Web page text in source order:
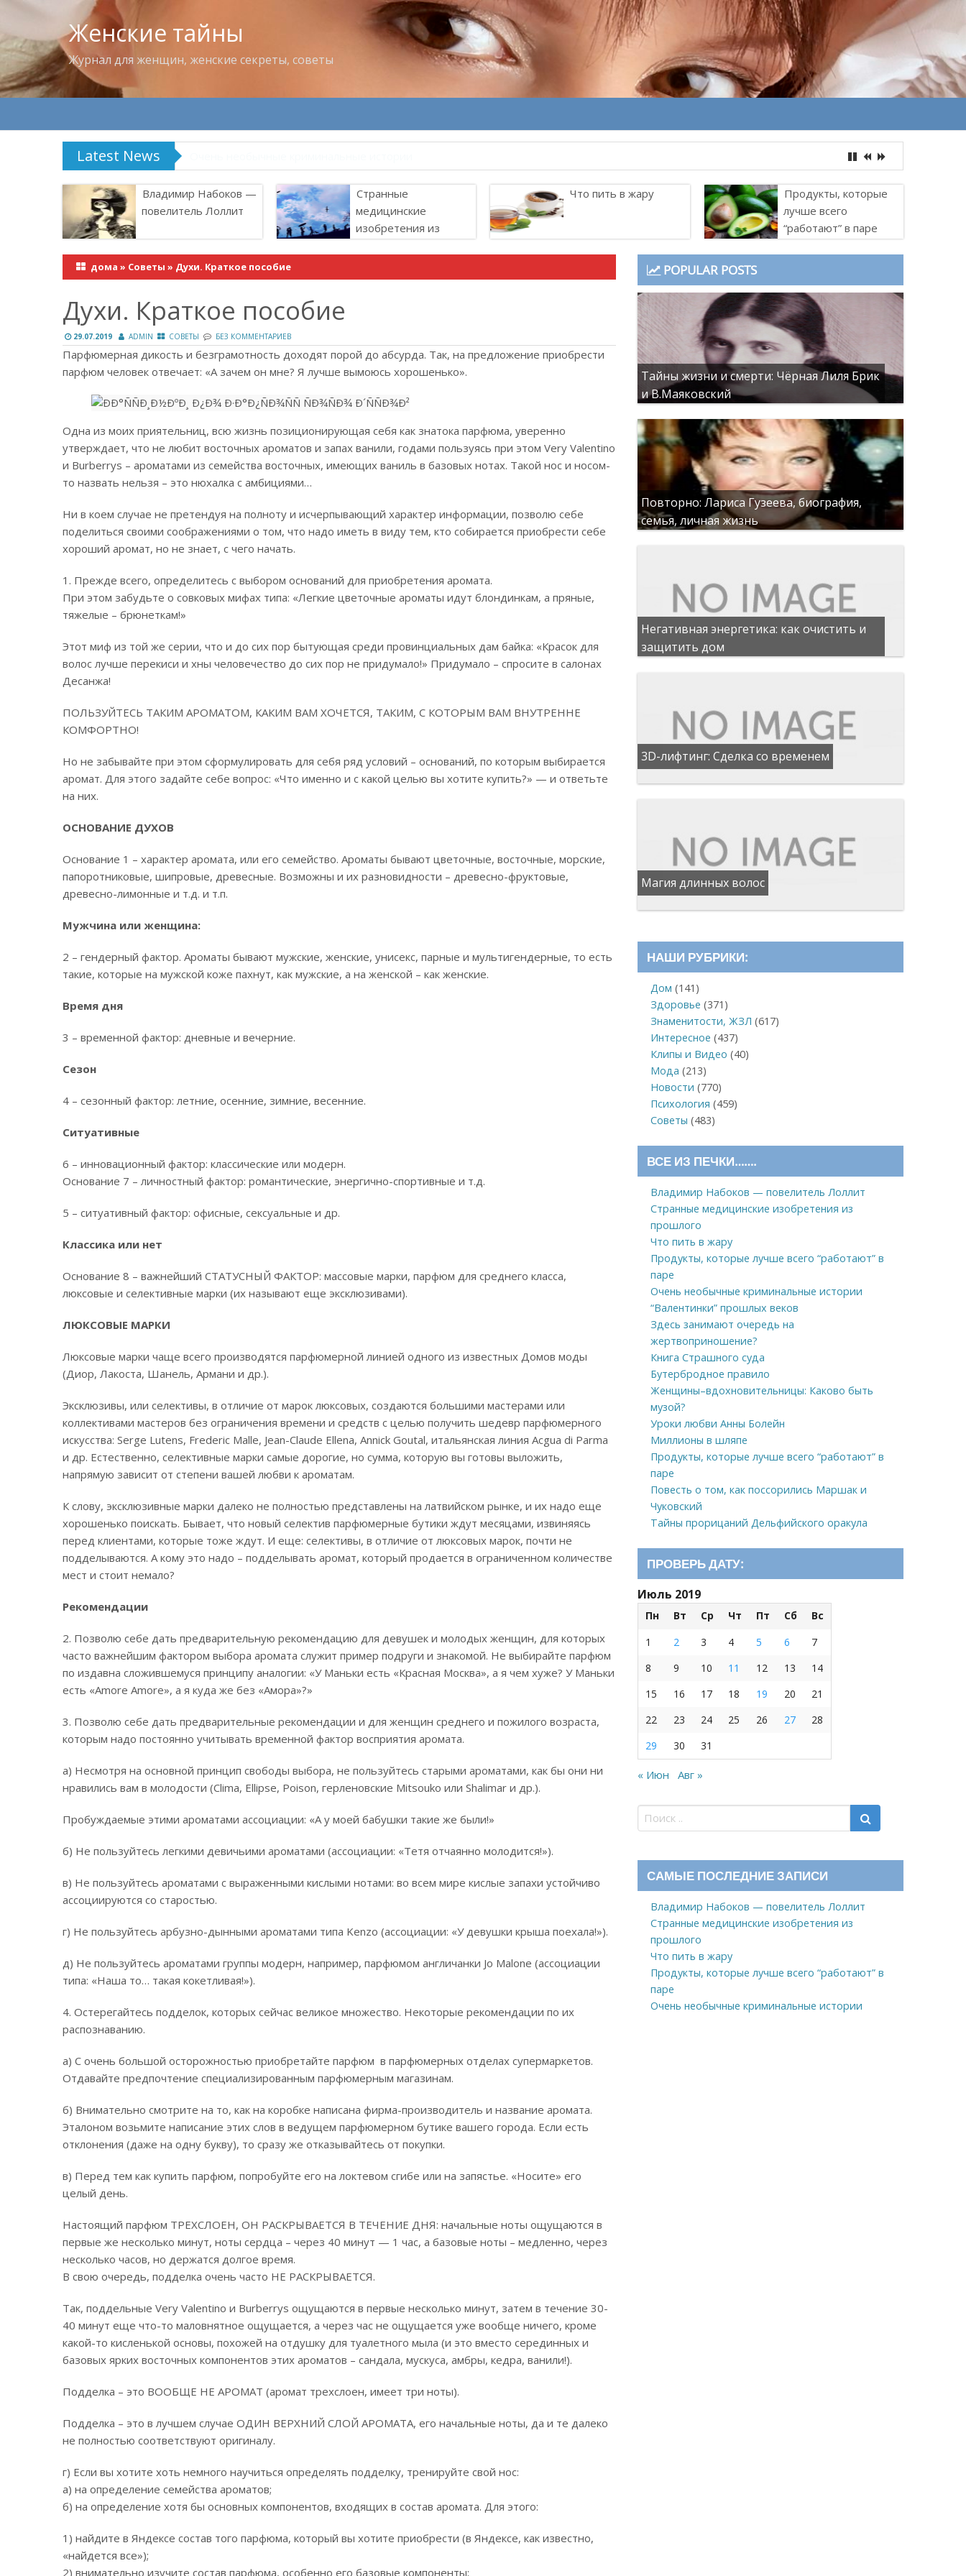
Женские тайны
Журнал для женщин, женские секреты, советы
Latest News
Владимир Набоков —
повелитель Лоллит
Странные
медицинские
изобретения из
Что пить в жару
Продукты, которые
лучше всего
“работают” в паре
дома » Советы » Духи. Краткое пособие
Духи. Краткое пособие
29.07.2019 ADMIN СОВЕТЫ БЕЗ КОММЕНТАРИЕВ
Парфюмерная дикость и безграмотность доходят порой до абсурда. Так, на предложение приобрести
парфюм человек отвечает: «А зачем он мне? Я лучше вымоюсь хорошенько».
Одна из моих приятельниц, всю жизнь позиционирующая себя как знатока парфюма, уверенно
утверждает, что не любит восточных ароматов и запах ванили, годами пользуясь при этом Very Valentino
и Burberrys – ароматами из семейства восточных, имеющих ваниль в базовых нотах. Такой нос и носом-
то назвать нельзя – это нюхалка с амбициями…
Ни в коем случае не претендуя на полноту и исчерпывающий характер информации, позволю себе
поделиться своими соображениями о том, что надо иметь в виду тем, кто собирается приобрести себе
хороший аромат, но не знает, с чего начать.
1. Прежде всего, определитесь с выбором оснований для приобретения аромата.
При этом забудьте о совковых мифах типа: «Легкие цветочные ароматы идут блондинкам, а пряные,
тяжелые – брюнеткам!»
Этот миф из той же серии, что и до сих пор бытующая среди провинциальных дам байка: «Красок для
волос лучше перекиси и хны человечество до сих пор не придумало!» Придумало – спросите в салонах
Десанжа!
ПОЛЬЗУЙТЕСЬ ТАКИМ АРОМАТОМ, КАКИМ ВАМ ХОЧЕТСЯ, ТАКИМ, С КОТОРЫМ ВАМ ВНУТРЕННЕ
КОМФОРТНО!
Но не забывайте при этом сформулировать для себя ряд условий – оснований, по которым выбирается
аромат. Для этого задайте себе вопрос: «Что именно и с какой целью вы хотите купить?» — и ответьте
на них.
ОСНОВАНИЕ ДУХОВ
Основание 1 – характер аромата, или его семейство. Ароматы бывают цветочные, восточные, морские,
папоротниковые, шипровые, древесные. Возможны и их разновидности – древесно-фруктовые,
древесно-лимонные и т.д. и т.п.
Мужчина или женщина:
2 – гендерный фактор. Ароматы бывают мужские, женские, унисекс, парные и мультигендерные, то есть
такие, которые на мужской коже пахнут, как мужские, а на женской – как женские.
Время дня
3 – временной фактор: дневные и вечерние.
Сезон
4 – сезонный фактор: летние, осенние, зимние, весенние.
Ситуативные
6 – инновационный фактор: классические или модерн.
Основание 7 – личностный фактор: романтические, энергично-спортивные и т.д.
5 – ситуативный фактор: офисные, сексуальные и др.
Классика или нет
Основание 8 – важнейший СТАТУСНЫЙ ФАКТОР: массовые марки, парфюм для среднего класса,
люксовые и селективные марки (их называют еще эксклюзивами).
ЛЮКСОВЫЕ МАРКИ
Люксовые марки чаще всего производятся парфюмерной линией одного из известных Домов моды
(Диор, Лакоста, Шанель, Армани и др.).
Эксклюзивы, или селективы, в отличие от марок люксовых, создаются большими мастерами или
коллективами мастеров без ограничения времени и средств с целью получить шедевр парфюмерного
искусства: Serge Lutens, Frederic Malle, Jean-Claude Ellena, Annick Goutal, итальянская линия Acgua di Parma
и др. Естественно, селективные марки самые дорогие, но сумма, которую вы готовы выложить,
напрямую зависит от степени вашей любви к ароматам.
К слову, эксклюзивные марки далеко не полностью представлены на латвийском рынке, и их надо еще
хорошенько поискать. Бывает, что новый селектив парфюмерные бутики ждут месяцами, извиняясь
перед клиентами, которые тоже ждут. И еще: селективы, в отличие от люксовых марок, почти не
подделываются. А кому это надо – подделывать аромат, который продается в ограниченном количестве
мест и стоит немало?
Рекомендации
2. Позволю себе дать предварительную рекомендацию для девушек и молодых женщин, для которых
часто важнейшим фактором выбора аромата служит пример подруги и знакомой. Не выбирайте парфюм
по издавна сложившемуся принципу аналогии: «У Маньки есть «Красная Москва», а я чем хуже? У Маньки
есть «Amore Amore», а я куда же без «Амора»?»
3. Позволю себе дать предварительные рекомендации и для женщин среднего и пожилого возраста,
которым надо постоянно учитывать временной фактор восприятия аромата.
а) Несмотря на основной принцип свободы выбора, не пользуйтесь старыми ароматами, как бы они ни
нравились вам в молодости (Clima, Ellipse, Poison, герленовские Mitsouko или Shalimar и др.).
Пробуждаемые этими ароматами ассоциации: «А у моей бабушки такие же были!»
б) Не пользуйтесь легкими девичьими ароматами (ассоциации: «Тетя отчаянно молодится!»).
в) Не пользуйтесь ароматами с выраженными кислыми нотами: во всем мире кислые запахи устойчиво
ассоциируются со старостью.
г) Не пользуйтесь арбузно-дынными ароматами типа Kenzo (ассоциации: «У девушки крыша поехала!»).
д) Не пользуйтесь ароматами группы модерн, например, парфюмом англичанки Jo Malone (ассоциации
типа: «Наша то… такая кокетливая!»).
4. Остерегайтесь подделок, которых сейчас великое множество. Некоторые рекомендации по их
распознаванию.
а) С очень большой осторожностью приобретайте парфюм в парфюмерных отделах супермаркетов.
Отдавайте предпочтение специализированным парфюмерным магазинам.
б) Внимательно смотрите на то, как на коробке написана фирма-производитель и название аромата.
Эталоном возьмите написание этих слов в ведущем парфюмерном бутике вашего города. Если есть
отклонения (даже на одну букву), то сразу же отказывайтесь от покупки.
в) Перед тем как купить парфюм, попробуйте его на локтевом сгибе или на запястье. «Носите» его
целый день.
Настоящий парфюм ТРЕХСЛОЕН, ОН РАСКРЫВАЕТСЯ В ТЕЧЕНИЕ ДНЯ: начальные ноты ощущаются в
первые же несколько минут, ноты сердца – через 40 минут — 1 час, а базовые ноты – медленно, через
несколько часов, но держатся долгое время.
В свою очередь, подделка очень часто НЕ РАСКРЫВАЕТСЯ.
Так, поддельные Very Valentino и Burberrys ощущаются в первые несколько минут, затем в течение 30-
40 минут еще что-то маловнятное ощущается, а через час не ощущается уже вообще ничего, кроме
какой-то кисленькой основы, похожей на отдушку для туалетного мыла (и это вместо серединных и
базовых ярких восточных компонентов этих ароматов – сандала, мускуса, амбры, кедра, ванили!).
Подделка – это ВООБЩЕ НЕ АРОМАТ (аромат трехслоен, имеет три ноты).
Подделка – это в лучшем случае ОДИН ВЕРХНИЙ СЛОЙ АРОМАТА, его начальные ноты, да и те далеко
не полностью соответствуют оригиналу.
г) Если вы хотите хоть немного научиться определять подделку, тренируйте свой нос:
а) на определение семейства ароматов;
б) на определение хотя бы основных компонентов, входящих в состав аромата. Для этого:
1) найдите в Яндексе состав того парфюма, который вы хотите приобрести (в Яндексе, как известно,
«найдется все»);
2) внимательно изучите состав парфюма, особенно его базовые компоненты;
POPULAR POSTS
Тайны жизни и смерти: Чёрная Лиля Брик
и В.Маяковский
Повторно: Лариса Гузеева, биография,
семья, личная жизнь
Негативная энергетика: как очистить и
защитить дом
3D-лифтинг: Сделка со временем
Магия длинных волос
НАШИ РУБРИКИ:
Дом (141)
Здоровье (371)
Знаменитости, ЖЗЛ (617)
Интересное (437)
Клипы и Видео (40)
Мода (213)
Новости (770)
Психология (459)
Советы (483)
ВСЕ ИЗ ПЕЧКИ…….
Владимир Набоков — повелитель Лоллит
Странные медицинские изобретения из
прошлого
Что пить в жару
Продукты, которые лучше всего “работают” в
паре
Очень необычные криминальные истории
“Валентинки” прошлых веков
Здесь занимают очередь на
жертвоприношение?
Книга Страшного суда
Бутербродное правило
Женщины–вдохновительницы: Каково быть
музой?
Уроки любви Анны Болейн
Миллионы в шляпе
Продукты, которые лучше всего “работают” в
паре
Повесть о том, как поссорились Маршак и
Чуковский
Тайны прорицаний Дельфийского оракула
ПРОВЕРЬ ДАТУ:
Июль 2019
Пн Вт Ср Чт Пт Сб
Вс
1
2 3 4 5 6
7
8
9 10 11 12 13
14
15
16 17 18 19 20
21
22
23 24 25 26 27
28
29
30 31
« Июн Авг »
САМЫЕ ПОСЛЕДНИЕ ЗАПИСИ
Владимир Набоков — повелитель Лоллит
Странные медицинские изобретения из
прошлого
Что пить в жару
Продукты, которые лучше всего “работают” в
паре
Очень необычные криминальные истории